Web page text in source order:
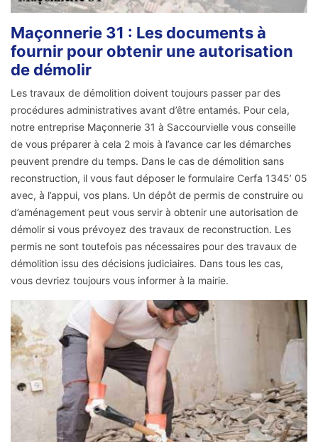
Maçonnerie 31 : Les documents à
fournir pour obtenir une autorisation
de démolir
Les travaux de démolition doivent toujours passer par des
procédures administratives avant d’être entamés. Pour cela,
notre entreprise Maçonnerie 31 à Saccourvielle vous conseille
de vous préparer à cela 2 mois à l’avance car les démarches
peuvent prendre du temps. Dans le cas de démolition sans
reconstruction, il vous faut déposer le formulaire Cerfa 1345’ 05
avec, à l’appui, vos plans. Un dépôt de permis de construire ou
d’aménagement peut vous servir à obtenir une autorisation de
démolir si vous prévoyez des travaux de reconstruction. Les
permis ne sont toutefois pas nécessaires pour des travaux de
démolition issu des décisions judiciaires. Dans tous les cas,
vous devriez toujours vous informer à la mairie.